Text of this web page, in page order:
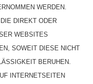
WERDEN.
DIREKT ODER
WEBSITES
SOWEIT DIESE NICHT
BERUHEN.
INTERNETSEITEN